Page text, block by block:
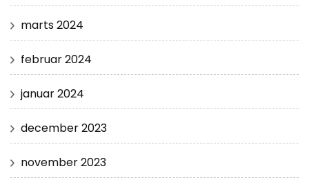
marts 2024
februar 2024
januar 2024
december 2023
november 2023